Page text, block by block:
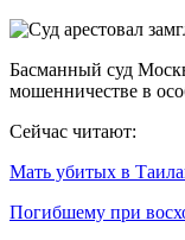
Басманный суд
мошенничестве в
Сейчас читают:
Мать убитых в
Погибшему при